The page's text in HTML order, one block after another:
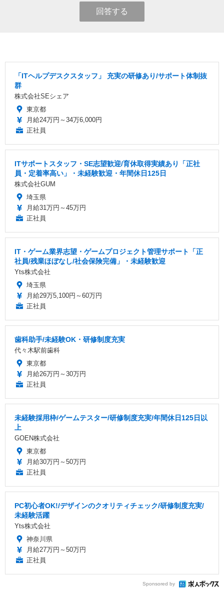
回答する
「ITヘルプデスクスタッフ」 充実の研修あり/サポート体制抜
群
株式会社SEシェア
東京都
月給24万円～34万6,000円
正社員
ITサポートスタッフ・SE志望歓迎/育休取得実績あり「正社
員・定着率高い」・未経験歓迎・年間休日125日
株式会社GUM
埼玉県
月給31万円～45万円
正社員
IT・ゲーム業界志望・ゲームプロジェクト管理サポート「正
社員/残業ほぼなし/社会保険完備」・未経験歓迎
Yts株式会社
埼玉県
月給29万5,100円～60万円
正社員
歯科助手/未経験OK・研修制度充実
代々木駅前歯科
東京都
月給26万円～30万円
正社員
未経験採用枠/ゲームテスター/研修制度充実/年間休日125日以
上
GOEN株式会社
東京都
月給30万円～50万円
正社員
PC初心者OK!/デザインのクオリティチェック/研修制度充実/
未経験活躍
Yts株式会社
神奈川県
月給27万円～50万円
正社員
Sponsored by